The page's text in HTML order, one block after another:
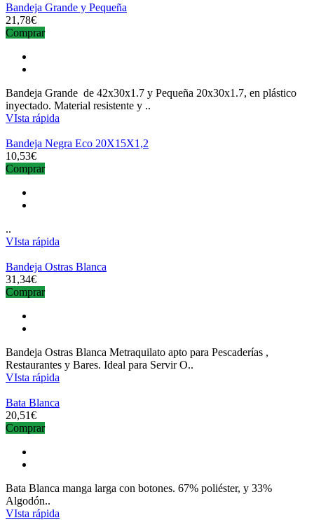
Bandeja Grande y Pequeña
21,78€
Comprar
Bandeja Grande de 42x30x1.7 y Pequeña 20x30x1.7, en plástico
inyectado. Material resistente y ..
VIsta rápida
Bandeja Negra Eco 20X15X1,2
10,53€
Comprar
..
VIsta rápida
Bandeja Ostras Blanca
31,34€
Comprar
Bandeja Ostras Blanca Metraquilato apto para Pescaderías ,
Restaurantes y Bares. Ideal para Servir O..
VIsta rápida
Bata Blanca
20,51€
Comprar
Bata Blanca manga larga con botones. 67% poliéster, y 33%
Algodón..
VIsta rápida